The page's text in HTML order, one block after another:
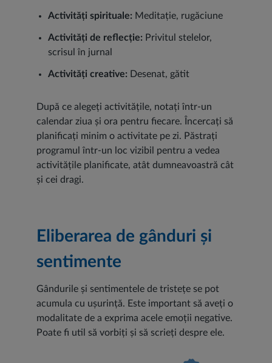
Activități spirituale: Meditație, rugăciune
Activități de reflecție: Privitul stelelor,
scrisul în jurnal
Activități creative: Desenat, gătit
După ce alegeți activitățile, notați într-un
calendar ziua și ora pentru fiecare. Încercați să
planificați minim o activitate pe zi. Păstrați
programul într-un loc vizibil pentru a vedea
activitățile planificate, atât dumneavoastră cât
și cei dragi.
Eliberarea de gânduri și
sentimente
Gândurile și sentimentele de tristețe se pot
acumula cu ușurință. Este important să aveți o
modalitate de a exprima acele emoții negative.
Poate fi util să vorbiți și să scrieți despre ele.